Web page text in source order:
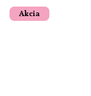
Akcia